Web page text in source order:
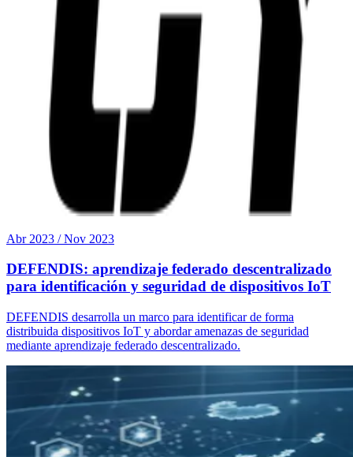
Abr 2023 / Nov 2023
DEFENDIS: aprendizaje federado descentralizado
para identificación y seguridad de dispositivos IoT
DEFENDIS desarrolla un marco para identificar de forma
distribuida dispositivos IoT y abordar amenazas de seguridad
mediante aprendizaje federado descentralizado.